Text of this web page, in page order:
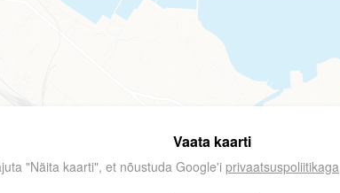
Vaata kaarti
"Näita kaarti", et nõustuda Google'iprivaatsuspoliitikaga